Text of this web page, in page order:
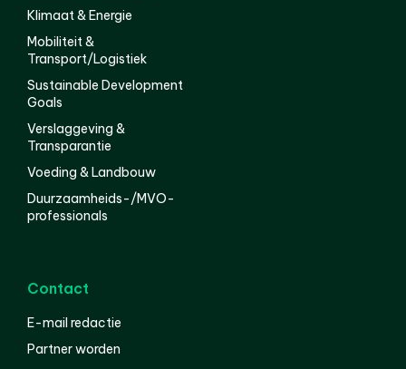
Klimaat & Energie
Mobiliteit &
Transport/Logistiek
Sustainable Development
Goals
Verslaggeving &
Transparantie
Voeding & Landbouw
Duurzaamheids-/MVO-
professionals
Contact
E-mail redactie
Partner worden